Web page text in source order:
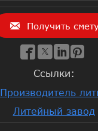
 Получить
   
Ссылки:
Производитель
Литейный завод